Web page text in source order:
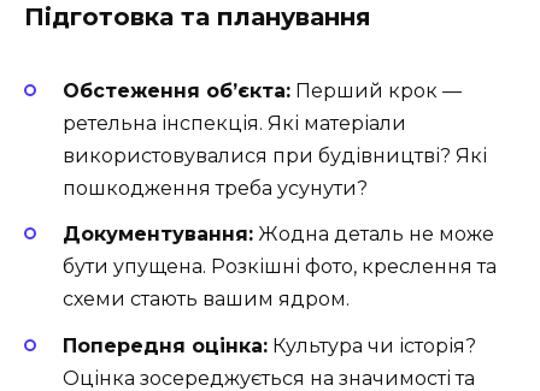
Підготовка та планування
Обстеження об’єкта: Перший крок —
ретельна інспекція. Які матеріали
використовувалися при будівництві? Які
пошкодження треба усунути?
Документування: Жодна деталь не може
бути упущена. Розкішні фото, креслення та
схеми стають вашим ядром.
Попередня оцінка: Культура чи історія?
Оцінка зосереджується на значимості та